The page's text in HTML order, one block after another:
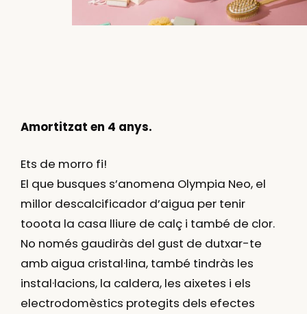
Amortitzat en 4 anys.
Ets de morro fi!
El que busques s’anomena Olympia Neo, el
millor descalcificador d’aigua per tenir
tooota la casa lliure de calç i també de clor.
No només gaudiràs del gust de dutxar-te
amb aigua cristal·lina, també tindràs les
instal·lacions, la caldera, les aixetes i els
electrodomèstics protegits dels efectes